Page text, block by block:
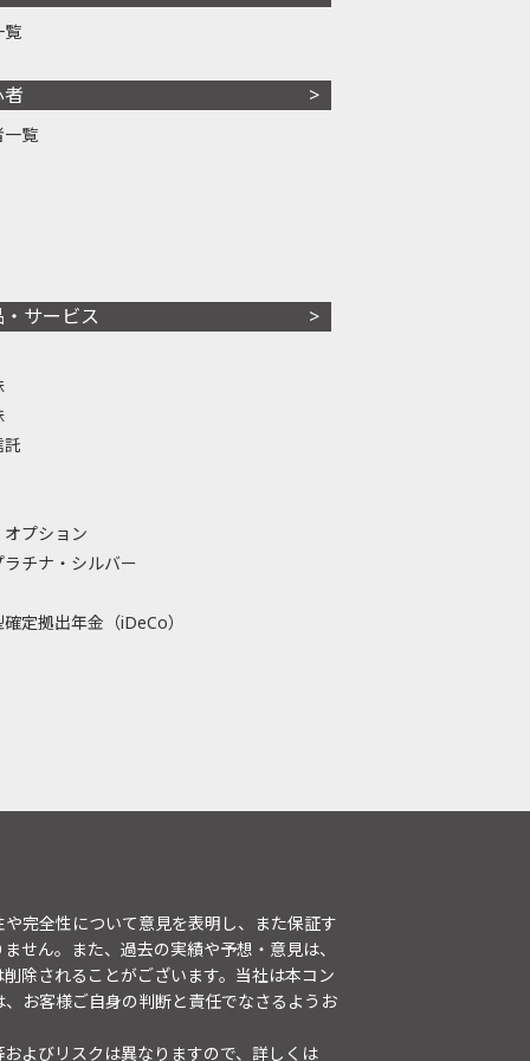
覧
一覧
サービス
託
プション
ラチナ・シルバー
定拠出年金（iDeCo）
完全性について意見を表明し、また保証す
せん。また、過去の実績や予想・意見は、
除されることがございます。当社は本コン
お客様ご自身の判断と責任でなさるようお
よびリスクは異なりますので、詳しくは